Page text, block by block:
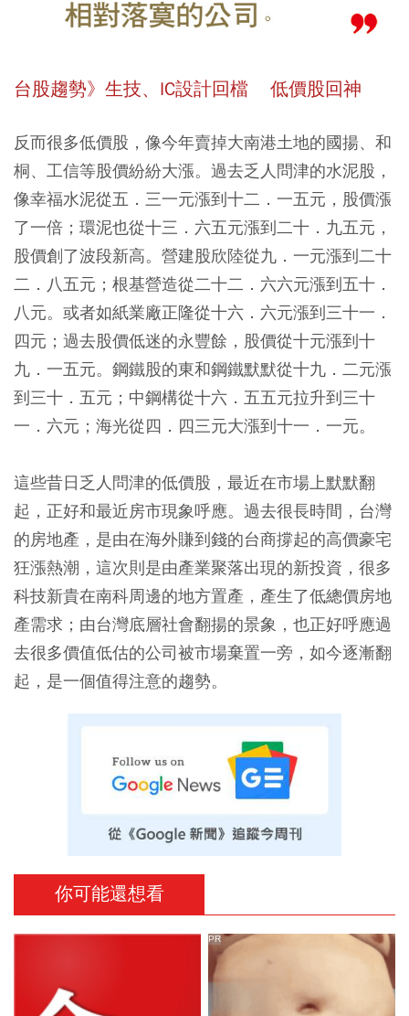
台股趨勢》生技、IC設計回檔 低價股回神
反而很多低價股，像今年賣掉大南港土地的國揚、和
桐、工信等股價紛紛大漲。過去乏人問津的水泥股，
像幸福水泥從五．三一元漲到十二．一五元，股價漲
了一倍；環泥也從十三．六五元漲到二十．九五元，
股價創了波段新高。營建股欣陸從九．一元漲到二十
二．八五元；根基營造從二十二．六六元漲到五十．
八元。或者如紙業廠正隆從十六．六元漲到三十一．
四元；過去股價低迷的永豐餘，股價從十元漲到十
九．一五元。鋼鐵股的東和鋼鐵默默從十九．二元漲
到三十．五元；中鋼構從十六．五五元拉升到三十
一．六元；海光從四．四三元大漲到十一．一元。
這些昔日乏人問津的低價股，最近在市場上默默翻
起，正好和最近房市現象呼應。過去很長時間，台灣
的房地產，是由在海外賺到錢的台商撐起的高價豪宅
狂漲熱潮，這次則是由產業聚落出現的新投資，很多
科技新貴在南科周邊的地方置產，產生了低總價房地
產需求；由台灣底層社會翻揚的景象，也正好呼應過
去很多價值低估的公司被市場棄置一旁，如今逐漸翻
起，是一個值得注意的趨勢。
你可能還想看
PR